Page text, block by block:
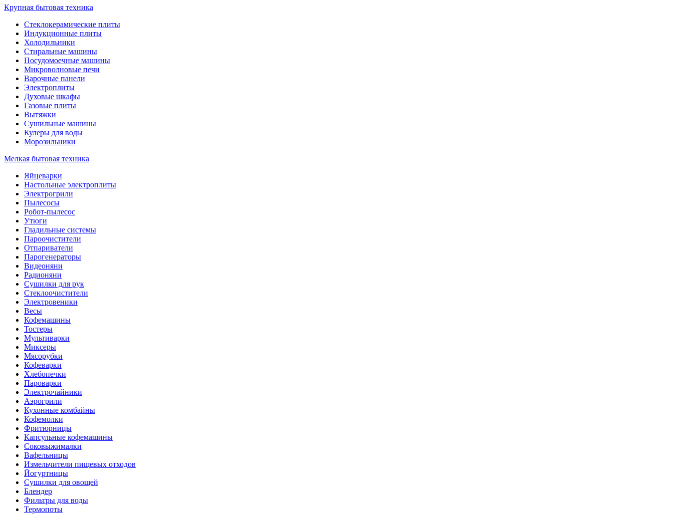
Крупная бытовая техника
Стеклокерамические плиты
Индукционные плиты
Холодильники
Стиральные машины
Посудомоечные машины
Микроволновые печи
Варочные панели
Электроплиты
Духовые шкафы
Газовые плиты
Вытяжки
Сушильные машины
Кулеры для воды
Морозильники
Мелкая бытовая техника
Яйцеварки
Настольные электроплиты
Электрогрили
Пылесосы
Робот-пылесос
Утюги
Гладильные системы
Пароочистители
Отпариватели
Парогенераторы
Видеоняни
Радионяни
Сушилки для рук
Стеклоочистители
Электровеники
Весы
Кофемашины
Тостеры
Мультиварки
Миксеры
Мясорубки
Кофеварки
Хлебопечки
Пароварки
Электрочайники
Аэрогрили
Кухонные комбайны
Кофемолки
Фритюрницы
Капсульные кофемашины
Соковыжималки
Вафельницы
Измельчители пищевых отходов
Йогуртницы
Сушилки для овощей
Блендер
Фильтры для воды
Термопоты